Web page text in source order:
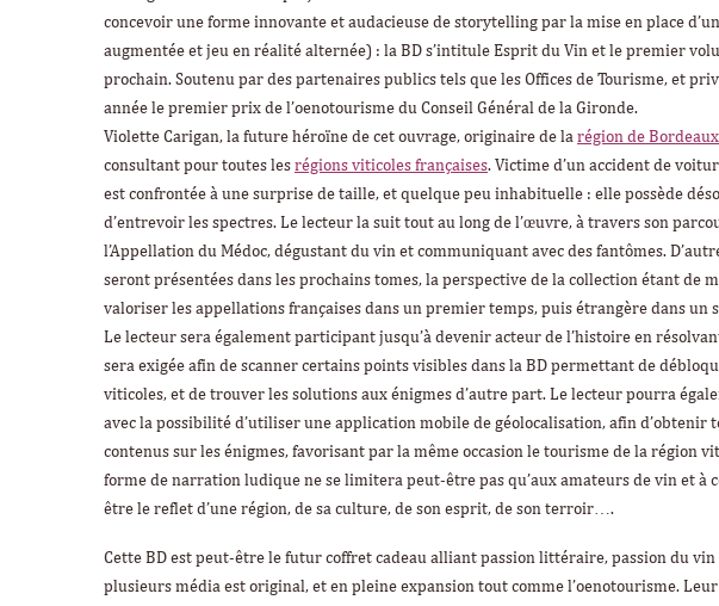
concevoir une forme innovante et audacieuse de storytelling par la mise en place
augmentée et jeu en réalité alternée) : la BD s’intitule Esprit du Vin et le premier
prochain. Soutenu par des partenaires publics tels que les Offices de Tourisme, et
année le premier prix de l’oenotourisme du Conseil Général de la Gironde.
Violette Carigan, la future héroïne de cet ouvrage, originaire de la région de Bordeaux
consultant pour toutes les régions viticoles françaises. Victime d’un accident de
est confrontée à une surprise de taille, et quelque peu inhabituelle : elle possède
d’entrevoir les spectres. Le lecteur la suit tout au long de l’œuvre, à travers son
l’Appellation du Médoc, dégustant du vin et communiquant avec des fantômes.
seront présentées dans les prochains tomes, la perspective de la collection étant de
valoriser les appellations françaises dans un premier temps, puis étrangère dans un
Le lecteur sera également participant jusqu’à devenir acteur de l’histoire en
sera exigée afin de scanner certains points visibles dans la BD permettant de
viticoles, et de trouver les solutions aux énigmes d’autre part. Le lecteur pourra
avec la possibilité d’utiliser une application mobile de géolocalisation, afin d’obtenir
contenus sur les énigmes, favorisant par la même occasion le tourisme de la région
forme de narration ludique ne se limitera peut-être pas qu’aux amateurs de vin et à
être le reflet d’une région, de sa culture, de son esprit, de son terroir….
Cette BD est peut-être le futur coffret cadeau alliant passion littéraire, passion du
plusieurs média est original, et en pleine expansion tout comme l’oenotourisme.